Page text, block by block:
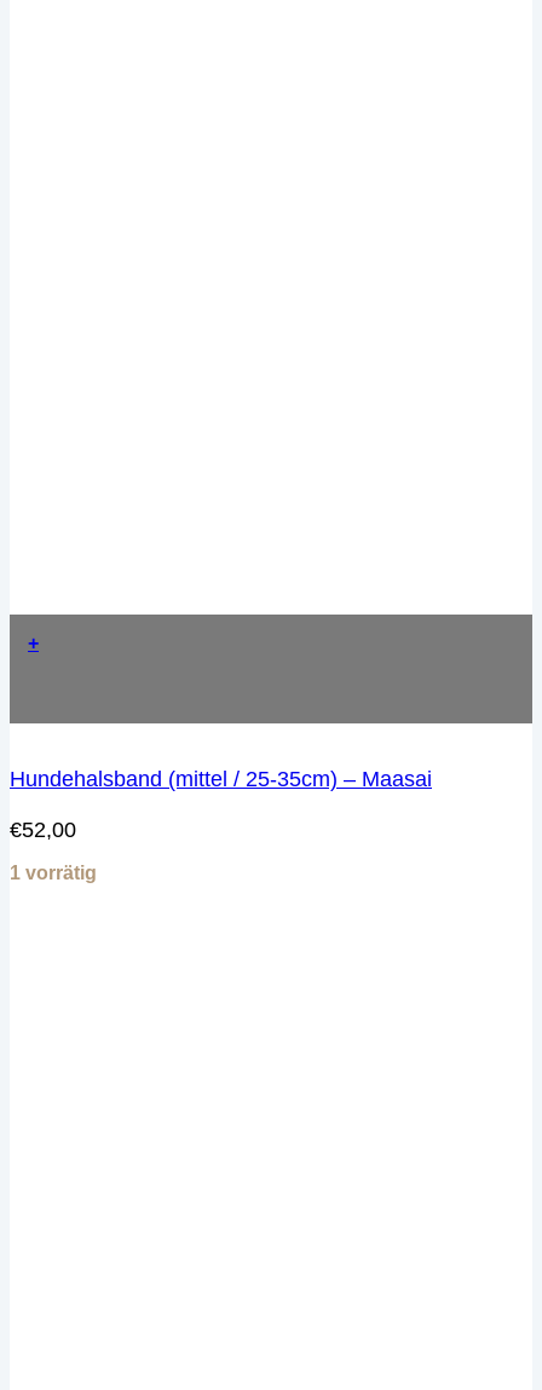
+
Hundehalsband (mittel / 25-35cm) – Maasai
€52,00
1 vorrätig